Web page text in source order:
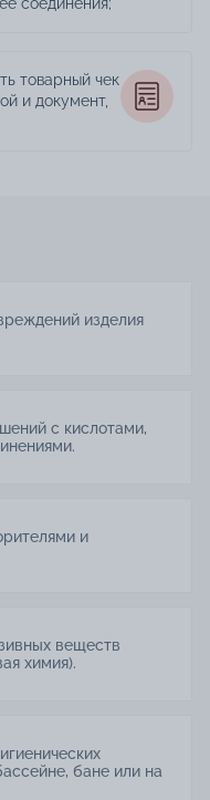
соединения;
товарный чек
и документ,
изделия
с кислотами,
и
веществ
химия).
бане или на